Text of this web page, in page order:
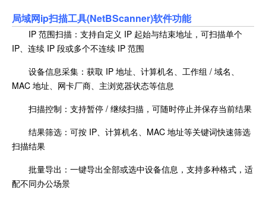
局域网ip扫描工具(NetBScanner)软件功能
IP 范围扫描：支持自定义 IP 起始与结束地址，可扫描单个
IP、连续 IP 段或多个不连续 IP 范围
设备信息采集：获取 IP 地址、计算机名、工作组 / 域名、
MAC 地址、网卡厂商、主浏览器状态等信息
扫描控制：支持暂停 / 继续扫描，可随时停止并保存当前结果
结果筛选：可按 IP、计算机名、MAC 地址等关键词快速筛选
扫描结果
批量导出：一键导出全部或选中设备信息，支持多种格式，适
配不同办公场景